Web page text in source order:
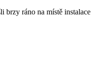
brzy ráno na místě instalace